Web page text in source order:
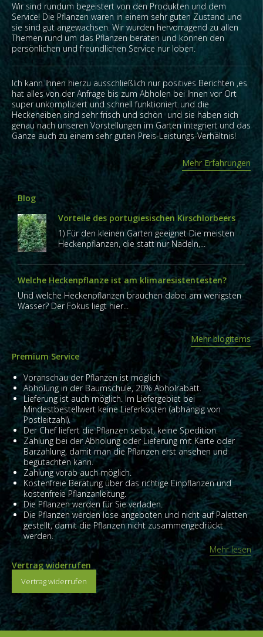
Wir sind rundum begeistert von den Produkten und dem
Service! Die Pflanzen waren in einem sehr guten Zustand und
sie sind gut angewachsen. Wir wurden hervorragend zu allen
Themen rund um das Pflanzen beraten und können den
persönlichen und freundlichen Service nur loben.
Ich kann Ihnen hierzu ausschließlich nur positives Berichten ,es
hat alles von der Anfrage bis zum Abholen bei Ihnen vor Ort
super unkompliziert und schnell funktioniert und die
Heckeneiben sind sehr frisch und schön und sie haben sich
genau nach unseren Vorstellungen im Garten integriert und das
Ganze auch zu einem sehr guten Preis-Leistungs-Verhältnis!
Mehr Erfahrungen
Blog
Vorteile des portugiesischen Kirschlorbeers
1) Für den kleinen Garten geeignet Die meisten
Heckenpflanzen, die statt nur Nadeln,...
Welche Heckenpflanze ist am klimaresistentesten?
Und welche Heckenpflanzen brauchen dabei am wenigsten
Wasser? Der Fokus liegt hier...
Mehr blogitems
Premium Service
Voranschau der Pflanzen ist möglich
Abholung in der Baumschule, 20% Abholrabatt.
Lieferung ist auch möglich. Im Liefergebiet bei
Mindestbestellwert keine Lieferkosten (abhängig von
Postleitzahl).
Der Chef liefert die Pflanzen selbst, keine Spedition.
Zahlung bei der Abholung oder Lieferung mit Karte oder
Barzahlung, damit man die Pflanzen erst ansehen und
begutachten kann.
Zahlung vorab auch möglich.
Kostenfreie Beratung über das richtige Einpflanzen und
kostenfreie Pflanzanleitung.
Die Pflanzen werden für Sie verladen.
Die Pflanzen werden lose angeboten und nicht auf Paletten
gestellt, damit die Pflanzen nicht zusammengedrückt
werden.
Mehr lesen
Vertrag widerrufen
Vertrag widerrufen